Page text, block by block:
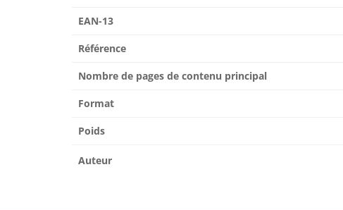
EAN-13
Référence
Nombre de pages de contenu principal
Format
Poids
Auteur